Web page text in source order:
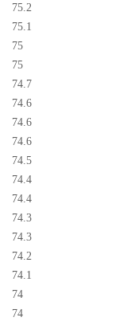
75.2
75.1
75
75
74.7
74.6
74.6
74.6
74.5
74.4
74.4
74.3
74.3
74.2
74.1
74
74